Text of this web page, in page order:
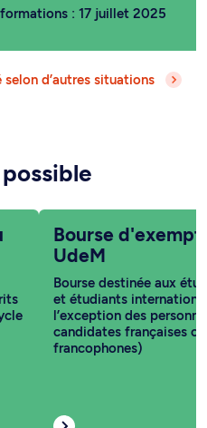
: 17 juillet 2025
d’autres situations
Bourse
UdeM
Bourse destinée aux
et étudiants
l’exception des
candidates françaises
francophones)